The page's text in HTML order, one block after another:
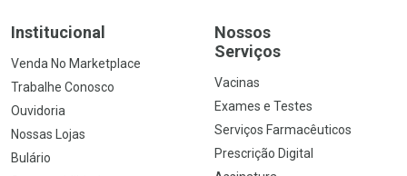
Institucional
Venda No Marketplace
Trabalhe Conosco
Ouvidoria
Nossas Lojas
Bulário
Nossos
Serviços
Vacinas
Exames e Testes
Serviços Farmacêuticos
Prescrição Digital